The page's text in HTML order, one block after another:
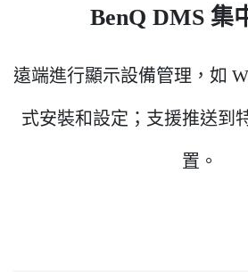
BenQ DMS 集
遠端進行顯示設備管理，如
式安裝和設定；支援推送到
置。